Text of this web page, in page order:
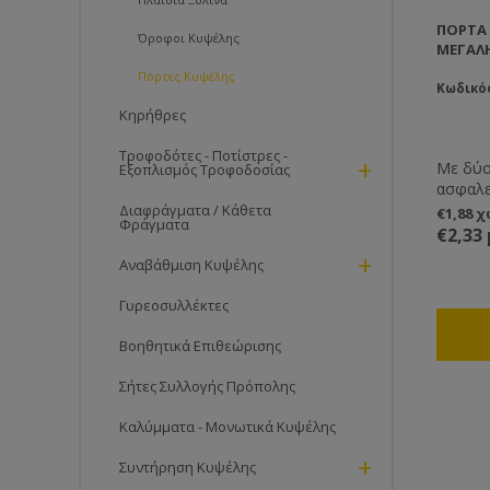
ΠΌΡΤΑ
Με δύο
στην
€1,88
Όροφοι Κυψέλης
Πόρτες Kυψέλης
Κηρήθρες
Τροφοδότες - Ποτίστρες -
Εξοπλισμός Τροφοδοσίας +
Διαφράγματα / Κάθετα
Φράγματα
Αναβάθμιση Κυψέλης +
Γυρεοσυλλέκτες
Βοηθητικά Επιθεώρισης
Σήτες Συλλογής Πρόπολης
Καλύμματα - Μονωτικά Κυψέλης
Συντήρηση Κυψέλης +